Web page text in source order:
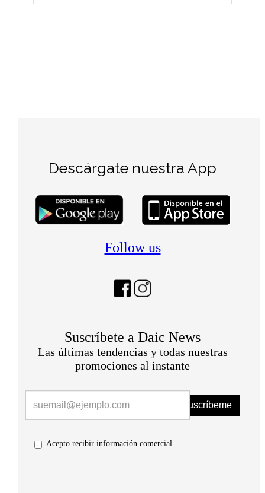
Descárgate nuestra App
Follow us
Suscríbete a Daic News
Las últimas tendencias y todas nuestras
promociones al instante
Suscríbeme
Acepto recibir información comercial